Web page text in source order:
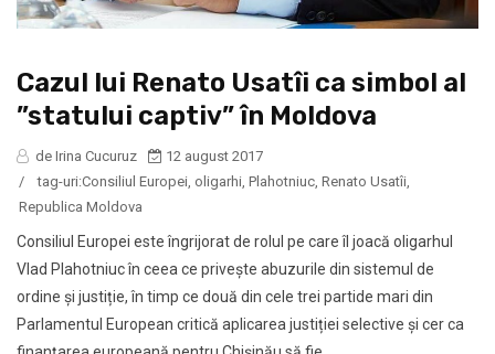
Cazul lui Renato Usatîi ca simbol al
”statului captiv” în Moldova
de Irina Cucuruz
12 august 2017
/
tag-uri:Consiliul Europei oligarhi Plahotniuc Renato Usatîi
Republica Moldova
Consiliul Europei este îngrijorat de rolul pe care îl joacă oligarhul
Vlad Plahotniuc în ceea ce privește abuzurile din sistemul de
ordine și justiție, în timp ce două din cele trei partide mari din
Parlamentul European critică aplicarea justiției selective și cer ca